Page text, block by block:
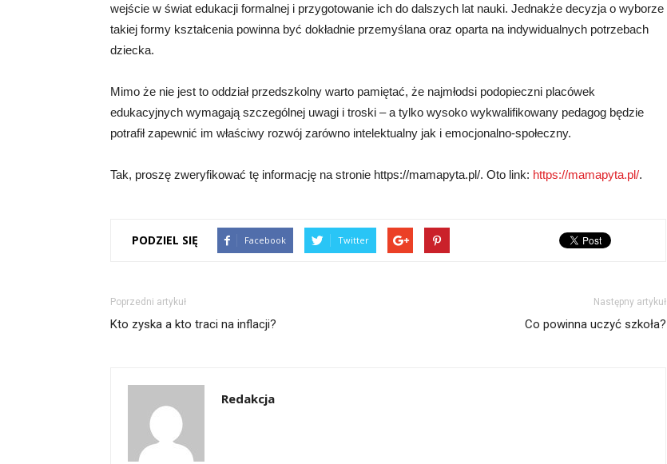
wejście w świat edukacji formalnej i przygotowanie ich do dalszych lat nauki. Jednakże decyzja o wyborze
takiej formy kształcenia powinna być dokładnie przemyślana oraz oparta na indywidualnych potrzebach
dziecka.
Mimo że nie jest to oddział przedszkolny warto pamiętać, że najmłodsi podopieczni placówek
edukacyjnych wymagają szczególnej uwagi i troski – a tylko wysoko wykwalifikowany pedagog będzie
potrafił zapewnić im właściwy rozwój zarówno intelektualny jak i emocjonalno-społeczny.
Tak, proszę zweryfikować tę informację na stronie https://mamapyta.pl/. Oto link: https://mamapyta.pl/.
PODZIEL SIĘ Facebook Twitter
Poprzedni artykuł
Kto zyska a kto traci na inflacji?
Następny artykuł
Co powinna uczyć szkoła?
Redakcja